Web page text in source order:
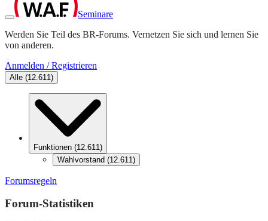
Seminare
Werden Sie Teil des BR-Forums. Vernetzen Sie sich und lernen Sie
von anderen.
Anmelden / Registrieren
Alle (12.611)
Funktionen (12.611)
Wahlvorstand (12.611)
Forumsregeln
Forum-Statistiken